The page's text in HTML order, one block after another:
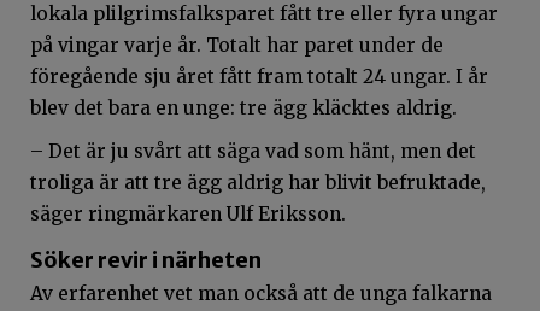
lokala plilgrimsfalksparet fått tre eller fyra ungar
på vingar varje år. Totalt har paret under de
föregående sju året fått fram totalt 24 ungar. I år
blev det bara en unge: tre ägg kläcktes aldrig.
– Det är ju svårt att säga vad som hänt, men det
troliga är att tre ägg aldrig har blivit befruktade,
säger ringmärkaren Ulf Eriksson.
Söker revir i närheten
Av erfarenhet vet man också att de unga falkarna